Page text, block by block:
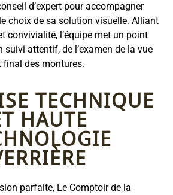
d’expert pour accompagner
choix de sa solution visuelle. Alliant
convivialité, l’équipe met un point
suivi attentif, de l’examen de la vue
final des montures.
TECHNIQUE
HAUTE
parfaite, Le Comptoir de la